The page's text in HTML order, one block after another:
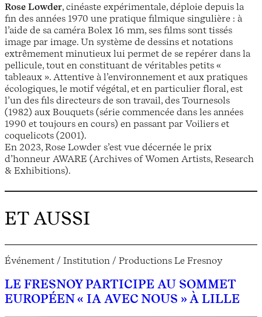
Rose Lowder, cinéaste expérimentale, déploie depuis la
fin des années 1970 une pratique filmique singulière : à
l’aide de sa caméra Bolex 16 mm, ses films sont tissés
image par image. Un système de dessins et notations
extrêmement minutieux lui permet de se repérer dans la
pellicule, tout en constituant de véritables petits «
tableaux ». Attentive à l’environnement et aux pratiques
écologiques, le motif végétal, et en particulier floral, est
l’un des fils directeurs de son travail, des Tournesols
(1982) aux Bouquets (série commencée dans les années
1990 et toujours en cours) en passant par Voiliers et
coquelicots (2001).
En 2023, Rose Lowder s’est vue décernée le prix
d’honneur AWARE (Archives of Women Artists, Research
& Exhibitions).
ET AUSSI
Événement / Institution / Productions Le Fresnoy
LE FRESNOY PARTICIPE AU SOMMET
EUROPÉEN « IA AVEC NOUS » À LILLE